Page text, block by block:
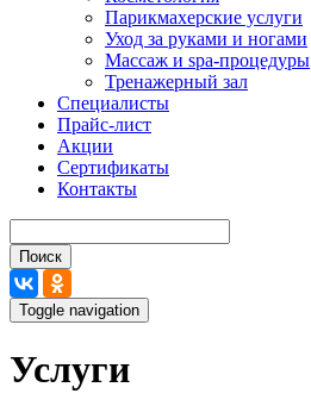
Парикмахерские услуги
Уход за руками и ногами
Массаж и spa-процедуры
Тренажерный зал
Специалисты
Прайс-лист
Акции
Сертификаты
Контакты
Поиск
Toggle navigation
Услуги